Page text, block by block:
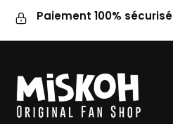
Paiement 100% sécurisé